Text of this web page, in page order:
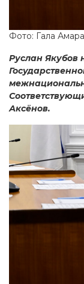
Фото: Гала
Руслан Якубов
Аксёнов.